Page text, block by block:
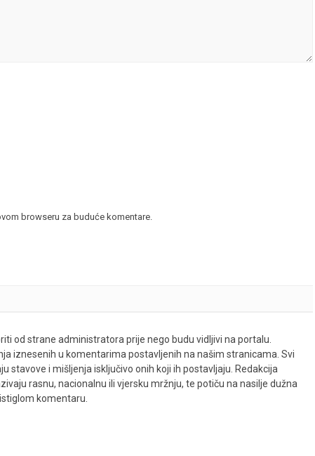
browseru za buduće komentare.
od strane administratora prije nego budu vidljivi na portalu.
iznesenih u komentarima postavljenih na našim stranicama. Svi
stavove i mišljenja isključivo onih koji ih postavljaju. Redakcija
rasnu, nacionalnu ili vjersku mržnju, te potiču na nasilje dužna
komentaru.